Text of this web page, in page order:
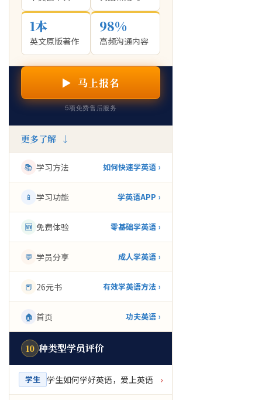
1本
英文原版著作
98%
高频沟通内容
▶ 马上报名
5项免费售后服务
更多了解 ↓
📚 学习方法 如何快速学英语 ›
📱 学习功能 学英语APP ›
🆕 免费体验 零基础学英语 ›
💬 学员分享 成人学英语 ›
📕 26元书 有效学英语方法 ›
🏠 首页 功夫英语 ›
10 种类型学员评价
学生 学生如何学好英语，爱上英语 ›